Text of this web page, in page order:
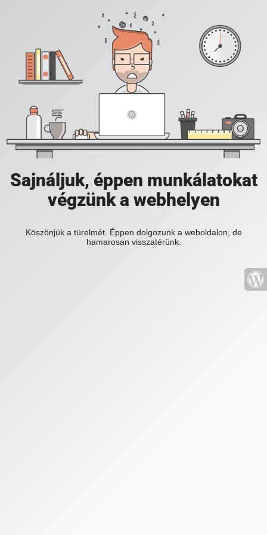
Sajnáljuk, éppen munkálatokat
végzünk a webhelyen
Köszönjük a türelmét. Éppen dolgozunk a weboldalon, de
hamarosan visszatérünk.